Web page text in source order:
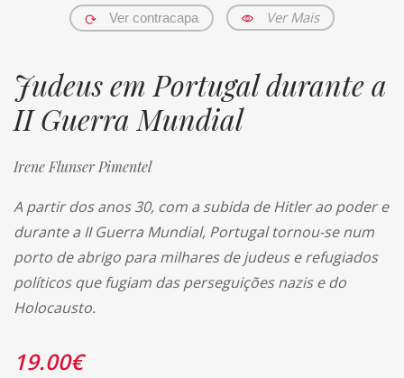
Ver contracapa Ver Mais
Judeus em Portugal durante a
II Guerra Mundial
Irene Flunser Pimentel
A partir dos anos 30, com a subida de Hitler ao poder e
durante a II Guerra Mundial, Portugal tornou-se num
porto de abrigo para milhares de judeus e refugiados
políticos que fugiam das perseguições nazis e do
Holocausto.
19.00€